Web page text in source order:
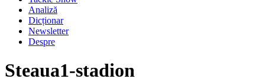
Analiză
Dicționar
Newsletter
Despre
Steaua1-stadion